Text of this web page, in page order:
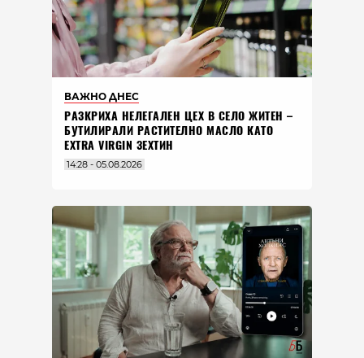
ВАЖНО ДНЕС
РАЗКРИХА НЕЛЕГАЛЕН ЦЕХ В СЕЛО ЖИТЕН –
БУТИЛИРАЛИ РАСТИТЕЛНО МАСЛО КАТО
EXTRA VIRGIN ЗЕХТИН
14:28 - 05.08.2026